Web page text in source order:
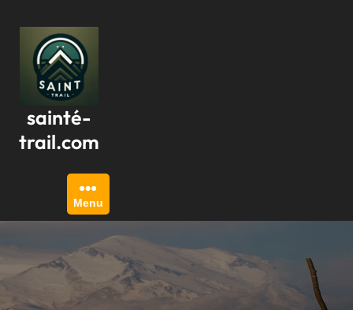
contenu
sainté-
trail.com
Menu